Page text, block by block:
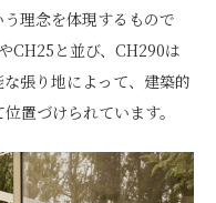
理念を体現するもので
CH25と並び、CH290は
張り地によって、建築的
置づけられています。